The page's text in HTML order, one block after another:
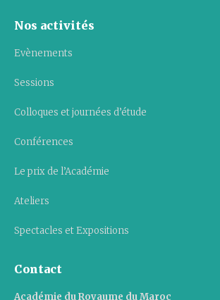
Nos activités
Evènements
Sessions
Colloques et journées d’étude
Conférences
Le prix de l’Académie
Ateliers
Spectacles et Expositions
Contact
Académie du Royaume du Maroc